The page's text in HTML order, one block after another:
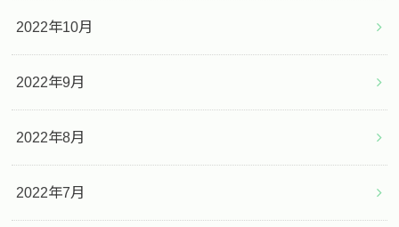
2022年10月
2022年9月
2022年8月
2022年7月